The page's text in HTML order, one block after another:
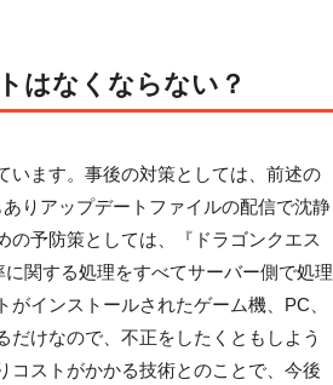
はなくならない？
います。事後の対策としては、前述の
りアップデートファイルの配信で沈静
の予防策としては、『ドラゴンクエス
関する処理をすべてサーバー側で処理
インストールされたゲーム機、PC、
けなので、不正をしたくともしよう
ストがかかる技術とのことで、今後